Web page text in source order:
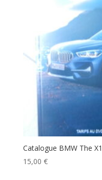
Catalogue BMW The
15,00 €